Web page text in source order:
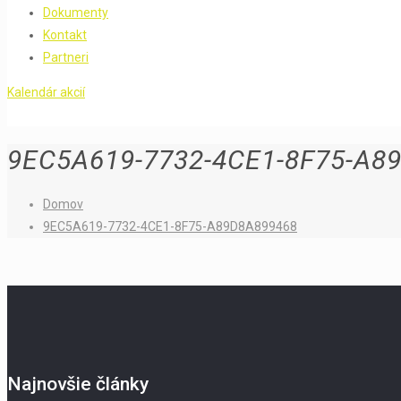
Dokumenty
Kontakt
Partneri
Kalendár akcií
9EC5A619-7732-4CE1-8F75-
Domov
9EC5A619-7732-4CE1-8F75-A89D8A899468
Najnovšie články